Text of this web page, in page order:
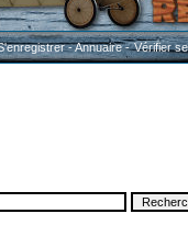
-Annuaire-Vérifier